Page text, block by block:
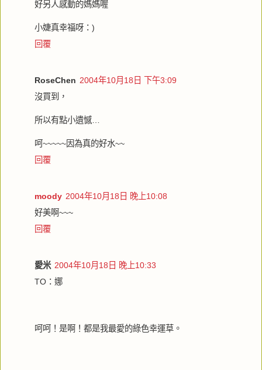
好另人感動的媽媽喔
小婕真幸福呀：)
回覆
RoseChen 2004年10月18日 下午3:09
沒買到，
所以有點小遺憾…
呵~~~~~因為真的好水~~
回覆
moody 2004年10月18日 晚上10:08
好美啊~~~
回覆
愛米 2004年10月18日 晚上10:33
TO：娜
呵呵！是啊！都是我最愛的綠色幸運草。